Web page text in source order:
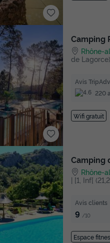
Camping
Rhône-
de Lagorce)
Avis
220
Wifi gratuit
Camping
Rhône-
| [1, Inf[
Avis clients
9 /10
Espace